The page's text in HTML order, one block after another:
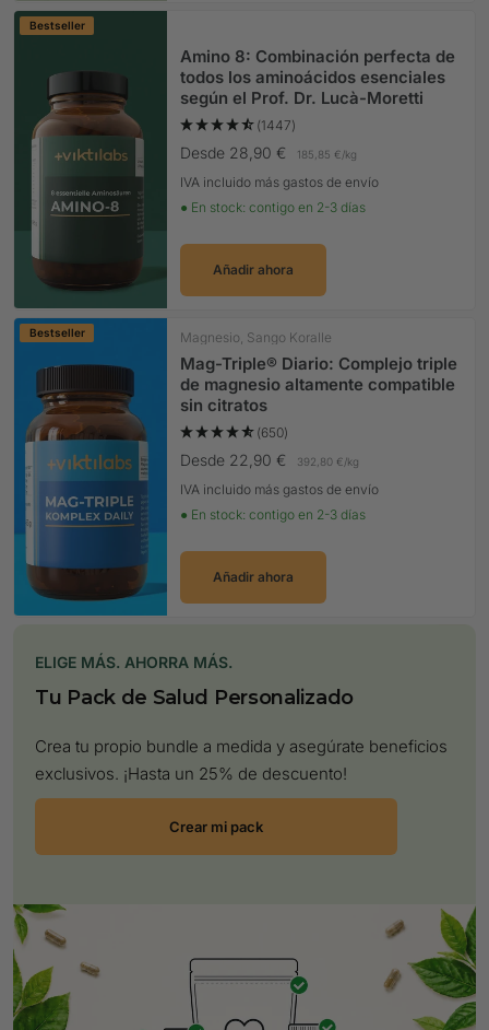
ELIGE MÁS. AHORRA MÁS.
Tu Pack de Salud Personalizado
Crea tu propio bundle a medida y asegúrate beneficios
exclusivos. ¡Hasta un 25% de descuento!
Crear mi pack
Bestseller
Amino 8: Combinación perfecta de
todos los aminoácidos esenciales
según el Prof. Dr. Lucà-Moretti
(1447)
Precio Oferta
Desde 28,90 € 185,85 €/kg
IVA incluido más gastos de envío
● En stock: contigo en 2-3 días
Añadir ahora
Bestseller Magnesio, Sango Koralle
Mag-Triple® Diario: Complejo triple
de magnesio altamente compatible
sin citratos
(650)
Precio Oferta
Desde 22,90 € 392,80 €/kg
IVA incluido más gastos de envío
● En stock: contigo en 2-3 días
Añadir ahora